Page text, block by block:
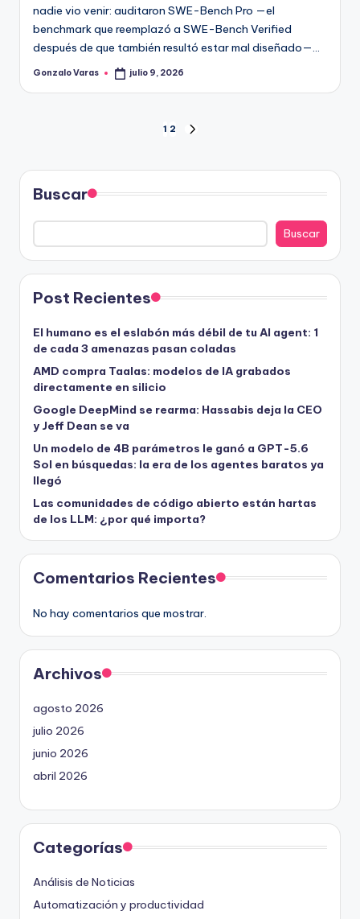
nadie vio venir: auditaron SWE-Bench Pro —el
benchmark que reemplazó a SWE-Bench Verified
después de que también resultó estar mal diseñado—…
Publicado
Gonzalo Varas julio 9, 2026
de
entradas
1 2
Buscar
Buscar
Post Recientes
El humano es el eslabón más débil de tu AI agent: 1
de cada 3 amenazas pasan coladas
AMD compra Taalas: modelos de IA grabados
directamente en silicio
Google DeepMind se rearma: Hassabis deja la CEO
y Jeff Dean se va
Un modelo de 4B parámetros le ganó a GPT-5.6
Sol en búsquedas: la era de los agentes baratos ya
llegó
Las comunidades de código abierto están hartas
de los LLM: ¿por qué importa?
Comentarios Recientes
No hay comentarios que mostrar.
Archivos
agosto 2026
julio 2026
junio 2026
abril 2026
Categorías
Análisis de Noticias
Automatización y productividad